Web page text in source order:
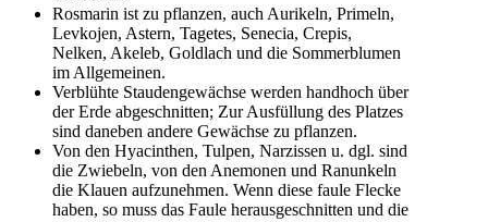
Rosmarin ist zu pflanzen, auch Aurikeln, Primeln,
Levkojen, Astern, Tagetes, Senecia, Crepis,
Nelken, Akeleb, Goldlach und die Sommerblumen
im Allgemeinen.
Verblühte Staudengewächse werden handhoch über
der Erde abgeschnitten; Zur Ausfüllung des Platzes
sind daneben andere Gewächse zu pflanzen.
Von den Hyacinthen, Tulpen, Narzissen u. dgl. sind
die Zwiebeln, von den Anemonen und Ranunkeln
die Klauen aufzunehmen. Wenn diese faule Flecke
haben, so muss das Faule herausgeschnitten und die